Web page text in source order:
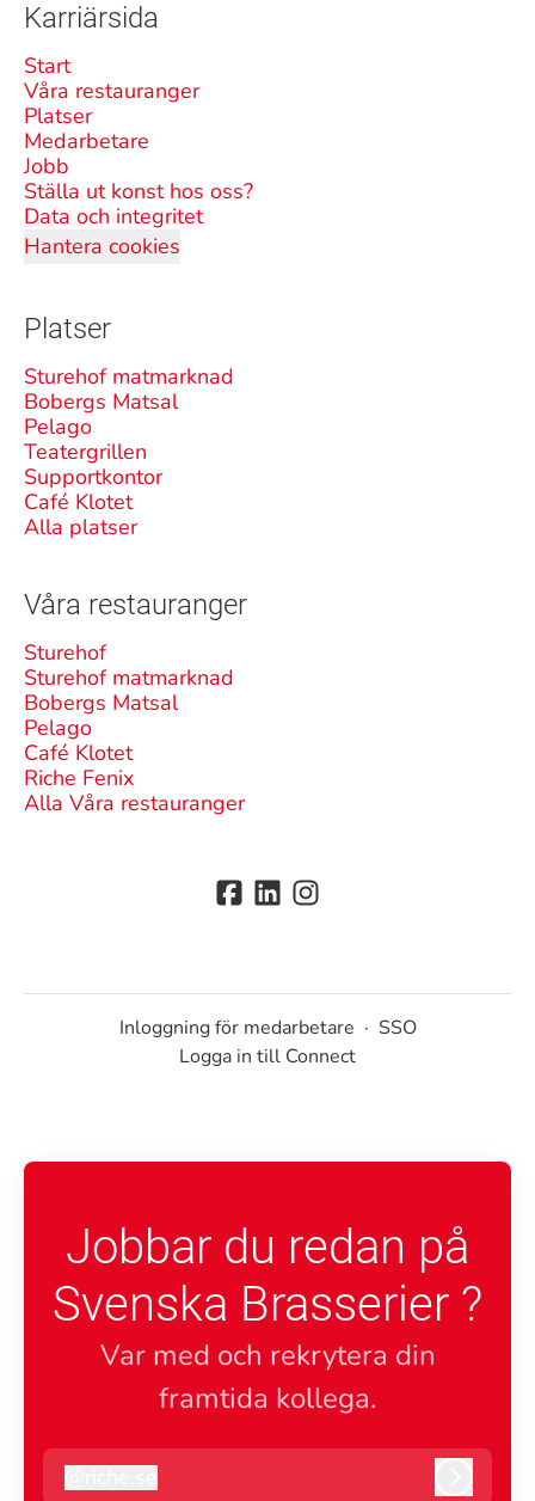
Karriärsida
Start
Våra restauranger
Platser
Medarbetare
Jobb
Ställa ut konst hos oss?
Data och integritet
Hantera cookies
Platser
Sturehof matmarknad
Bobergs Matsal
Pelago
Teatergrillen
Supportkontor
Café Klotet
Alla platser
Våra restauranger
Sturehof
Sturehof matmarknad
Bobergs Matsal
Pelago
Café Klotet
Riche Fenix
Alla Våra restauranger
Inloggning för medarbetare · SSO
Logga in till Connect
Jobbar du redan på
Svenska Brasserier ?
Var med och rekrytera din
framtida kollega.
riche.se